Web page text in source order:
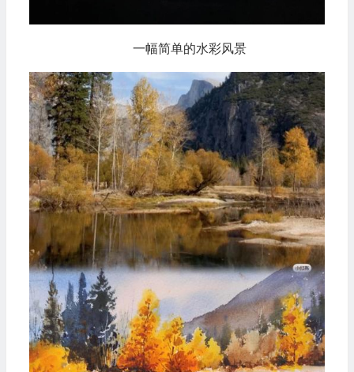
一幅简单的水彩风景